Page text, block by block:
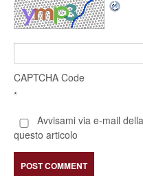
CAPTCHA Code
*
Avvisami via e-mail
questo articolo